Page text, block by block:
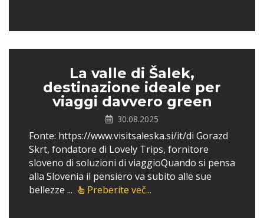
La valle di Šalek,
destinazione ideale per
viaggi davvero green
30.08.2025
Fonte: https://www.visitsaleska.si/it/di Gorazd
Skrt, fondatore di Lovely Trips, fornitore
sloveno di soluzioni di viaggioQuando si pensa
alla Slovenia il pensiero va subito alle sue
bellezze ...
Preberite več...